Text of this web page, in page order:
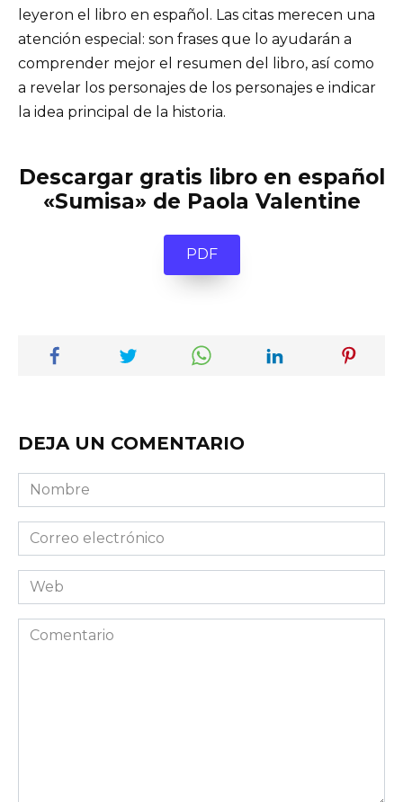
leyeron el libro en español. Las citas merecen una
atención especial: son frases que lo ayudarán a
comprender mejor el resumen del libro, así como
a revelar los personajes de los personajes e indicar
la idea principal de la historia.
Descargar gratis libro en español
«Sumisa» de Paola Valentine
PDF
DEJA UN COMENTARIO
Nombre
Correo
electrónico
Web
Comentario